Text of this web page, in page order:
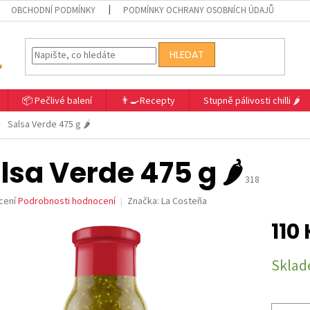
OBCHODNÍ PODMÍNKY PODMÍNKY OCHRANY OSOBNÍCH ÚDAJŮ
HLEDAT
📦 Pečlivé balení 👨‍🍳Recepty Stupně pálivosti chilli 🌶️
Salsa Verde 475 g 🌶️
Verde 475 g 🌶️318
Podrobnosti hodnocení Značka: La Costeña
110
cena: